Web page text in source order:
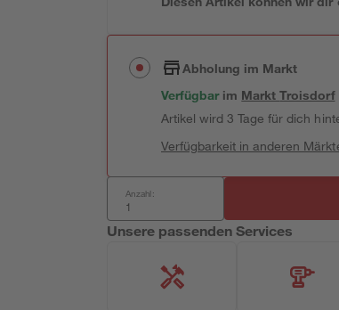
Abholung im Markt
Verfügbar im MarktTroisdorf
Artikel wird 3 Tage für dich
Verfügbarkeit in anderen
Anzahl:
Unsere passenden Services